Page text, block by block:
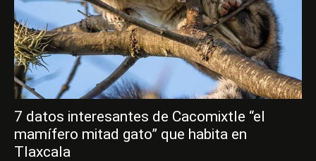
7 datos interesantes de Cacomixtle “el
mamífero mitad gato” que habita en
Tlaxcala